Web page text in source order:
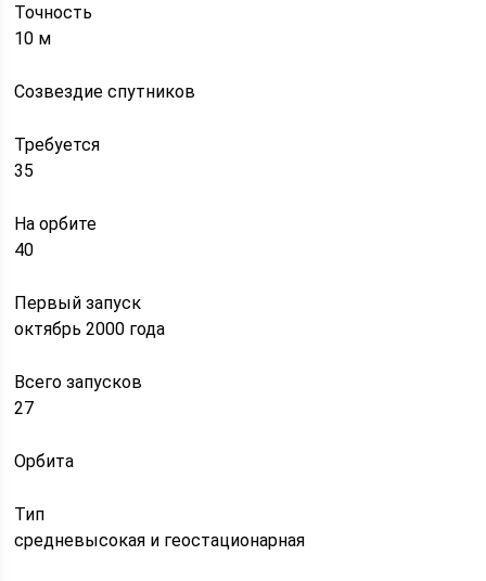
Точность
10 м
Созвездие спутников
Требуется
35
На орбите
40
Первый запуск
октябрь 2000 года
Всего запусков
27
Орбита
Тип
средневысокая и геостационарная